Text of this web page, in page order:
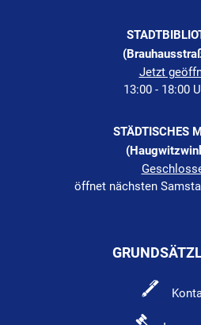
Klicken, um weitere
Jetzt
13:00 - 18:00
STÄDTISCHES
Klicken, um weitere
öffnet nächsten